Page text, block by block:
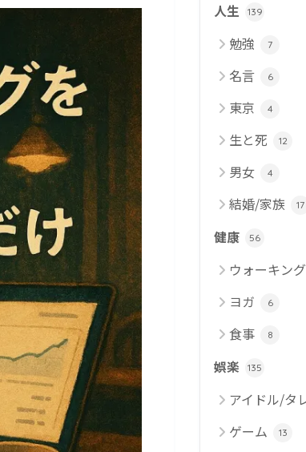
人生 139
勉強 7
名言 6
東京 4
生と死 12
男女 4
結婚/家族 17
健康 56
ウォーキング
ヨガ 6
食事 8
娯楽 135
アイドル/タ
ゲーム 13